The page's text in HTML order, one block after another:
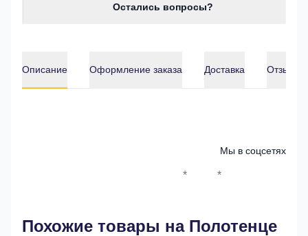
Остались вопросы?
Описание Оформление заказа Доставка Отзывы
Мы в соцсетях
* *
Похожие товары на Полотенце